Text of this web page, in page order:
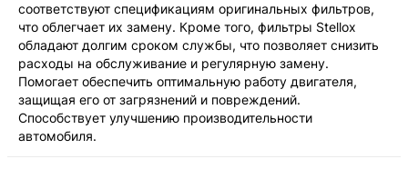
соответствуют спецификациям оригинальных фильтров,
что облегчает их замену. Кроме того, фильтры Stellox
обладают долгим сроком службы, что позволяет снизить
расходы на обслуживание и регулярную замену.
Помогает обеспечить оптимальную работу двигателя,
защищая его от загрязнений и повреждений.
Способствует улучшению производительности
автомобиля.